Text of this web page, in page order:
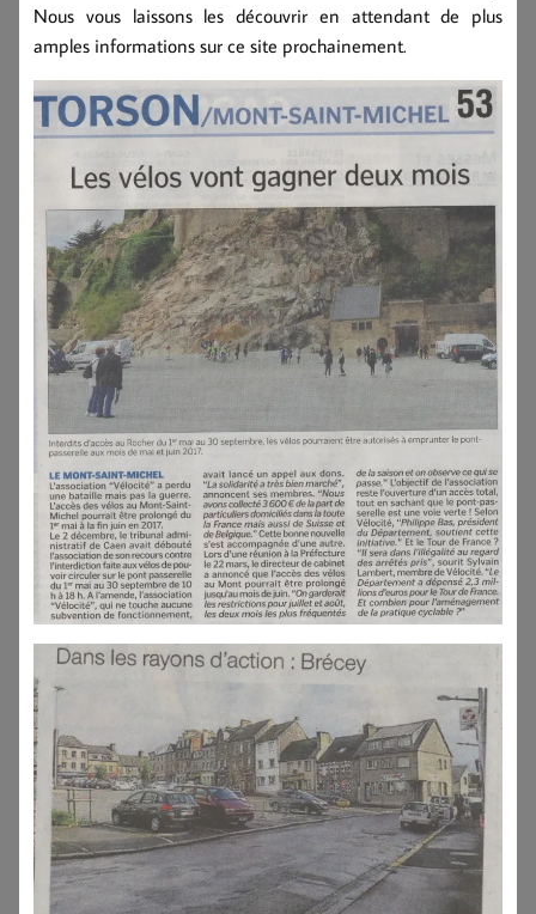
Nous vous laissons les découvrir en attendant de plus
amples informations sur ce site prochainement.